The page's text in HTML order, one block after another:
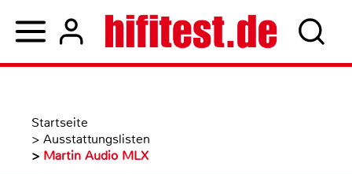
Startseite
> Ausstattungslisten
> Martin Audio MLX